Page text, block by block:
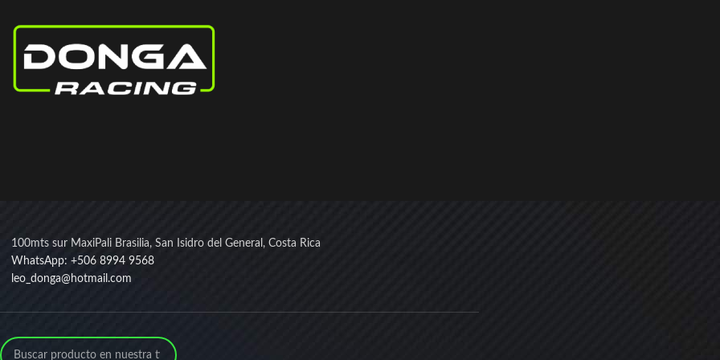
100mts sur MaxiPali Brasilia, San Isidro del General, Costa Rica
WhatsApp: +506 8994 9568
leo_donga@hotmail.com